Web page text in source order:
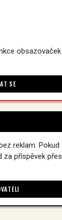
obsazovaček
SE
reklam. Pokud
za příspěvek přes